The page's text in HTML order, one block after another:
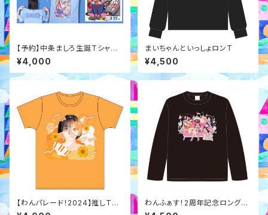
【予約】中条ましろ生誕Tシャツ2
026
¥4,000
まいちゃんといっしょロンT
¥4,500
【わんパレード！2024】推しTシ
ャツ
わんふぁす！2周年記念ロングT
シャツ